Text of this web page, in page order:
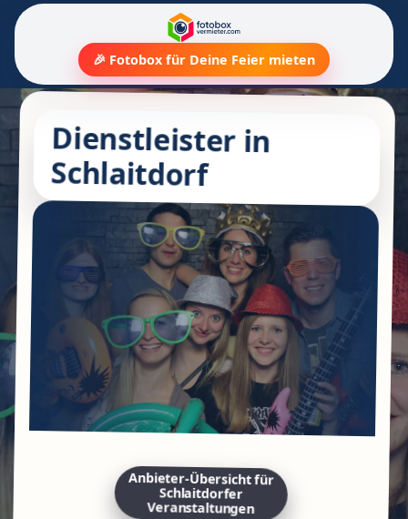
🎉 Fotobox für Deine Feier mieten
Dienstleister in
Schlaitdorf
Anbieter-Übersicht für
Schlaitdorfer
Veranstaltungen